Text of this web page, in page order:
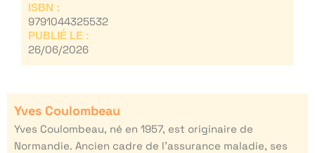
ISBN :
9791044325532
PUBLIÉ LE :
26/06/2026
Yves Coulombeau
Yves Coulombeau, né en 1957, est originaire de
Normandie. Ancien cadre de l’assurance maladie, ses